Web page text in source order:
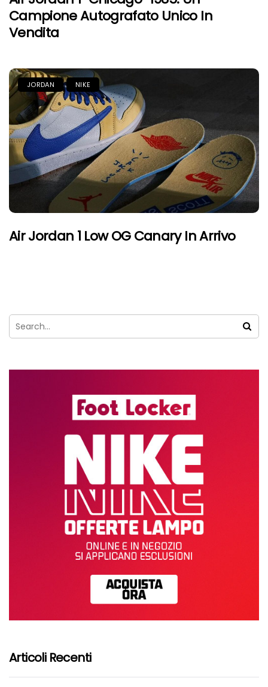
Campione Autografato Unico In
Vendita
JORDAN NIKE
Air Jordan 1 Low OG Canary In Arrivo
Articoli Recenti